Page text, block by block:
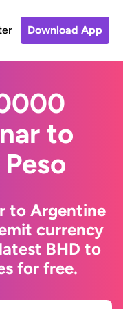
Download App
to
to Argentine
currency
BHD to
for free.